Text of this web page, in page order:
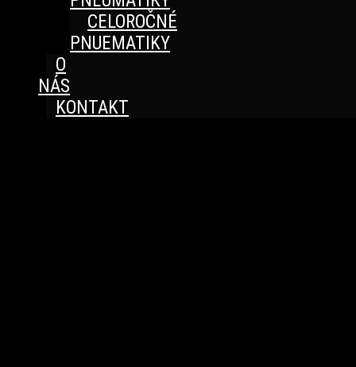
CELOROČNÉ
PNUEMATIKY
O
NÁS
KONTAKT